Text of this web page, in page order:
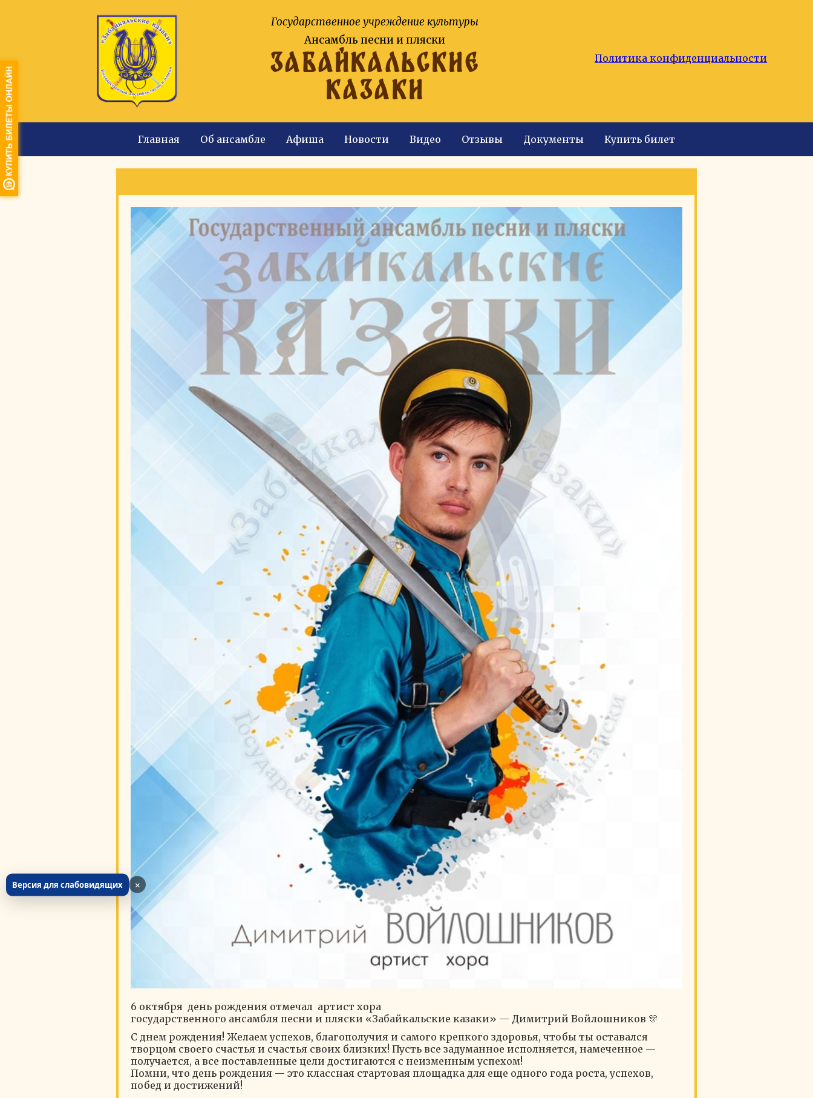
Государственное учреждение культуры
Ансамбль песни и пляски
ЗАБАЙКАЛЬСКИЕ
КАЗАКИ
Политика конфиденциальности
Главная Об ансамбле Афиша Новости Видео Отзывы Документы Купить билет
6 октября день рождения отмечал артист хора
государственного ансамбля песни и пляски «Забайкальские казаки» — Димитрий Войлошников 🎊
С днем рождения! Желаем успехов, благополучия и самого крепкого здоровья, чтобы ты оставался
творцом своего счастья и счастья своих близких! Пусть все задуманное исполняется, намеченное —
получается, а все поставленные цели достигаются с неизменным успехом!
Помни, что день рождения — это классная стартовая площадка для еще одного года роста, успехов,
побед и достижений!
Версия для слабовидящих ×